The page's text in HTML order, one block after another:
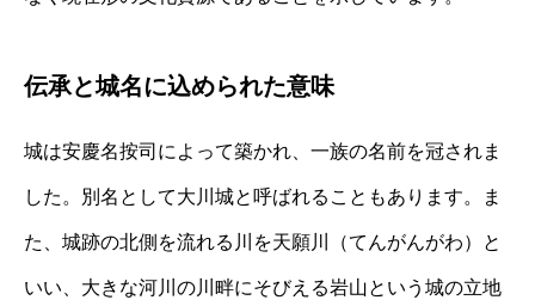
伝承と城名に込められた意味
城は安慶名按司によって築かれ、一族の名前を冠されま
した。別名として大川城と呼ばれることもあります。ま
た、城跡の北側を流れる川を天願川（てんがんがわ）と
いい、大きな河川の川畔にそびえる岩山という城の立地